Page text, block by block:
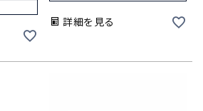
詳細を見る